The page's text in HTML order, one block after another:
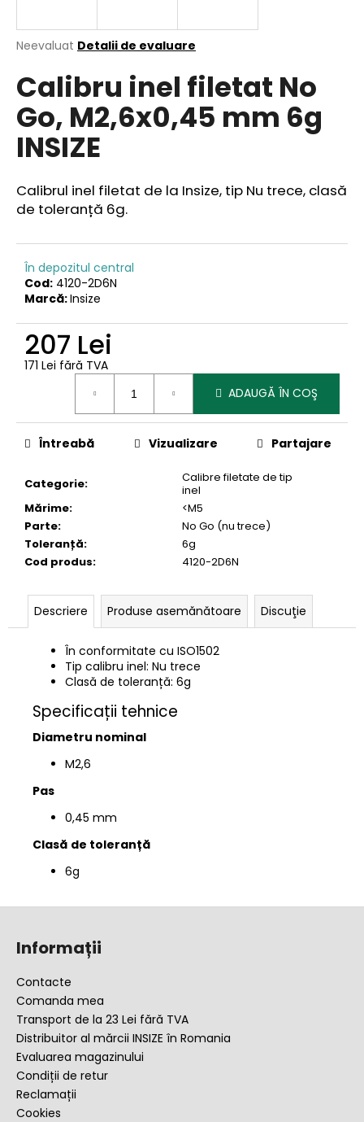
Evaluarea
a
produsului
este
0,0
din
5
Neevaluat Detalii de evaluare
Calibru inel filetat No
Go, M2,6x0,45 mm 6g
INSIZE
Calibrul inel filetat de la Insize, tip Nu trece, clasă
de toleranță 6g.
În depozitul central
Cod: 4120-2D6N
Marcă:Insize
207 Lei
171 Lei fără TVA
ADAUGĂ ÎN COŞ
Categorie:
Calibre filetate de tip
inel
Mărime:
<M5
Parte:
No Go (nu trece)
Toleranță:
6g
Cod produs: 4120-2D6N
Întreabă Vizualizare Partajare
Descriere Produse asemănătoare Discuţie
În conformitate cu ISO1502
Tip calibru inel: Nu trece
Clasă de toleranță: 6g
Specificații tehnice
Diametru nominal
M2,6
Pas
0,45 mm
Clasă de toleranță
6g
ă
r
e
c
o
a
n
ă
m
Informații
Contacte
Comanda mea
Transport de la 23 Lei fără TVA
Distribuitor al mărcii INSIZE în Romania
Evaluarea magazinului
Condiții de retur
Reclamații
Cookies